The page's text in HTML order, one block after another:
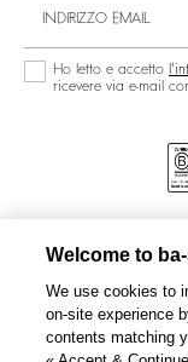
Ho letto e accetto
ricevere via e-mail
Welcome to
We use cookies to
on-site experience
contents matching